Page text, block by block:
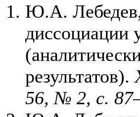
Ю.А.
диссоциации
результатов).
56, № 2, с.